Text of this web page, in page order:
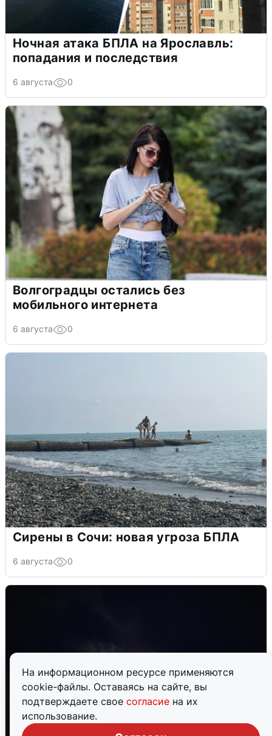
На информационном ресурсе применяются
cookie-файлы. Оставаясь на сайте, вы
подтверждаете свое согласие на их
использование.
Ночная атака БПЛА на Ярославль:
попадания и последствия
6 августа 0
Волгоградцы остались без
мобильного интернета
6 августа 0
Сирены в Сочи: новая угроза БПЛА
6 августа 0